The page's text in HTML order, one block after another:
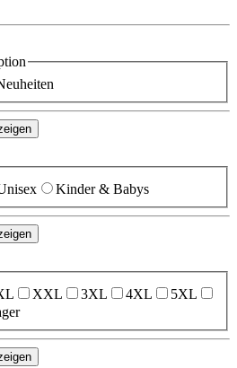
Kinder & Babys
XXL 3XL 4XL
5XL